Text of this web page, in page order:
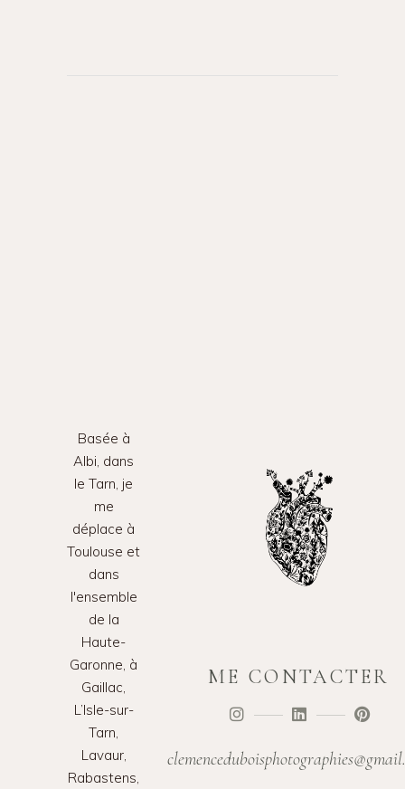
Basée à
Albi, dans
le Tarn, je
me
déplace à
Toulouse et
dans
l'ensemble
de la
Haute-
Garonne, à
Gaillac,
L’Isle-sur-
Tarn,
Lavaur,
Rabastens,
ME CONTACTER